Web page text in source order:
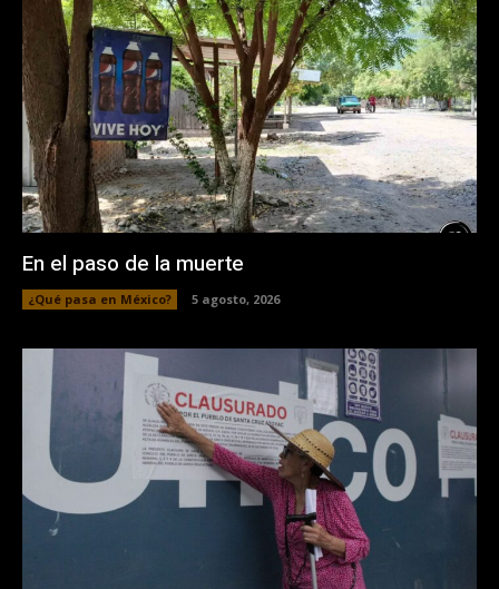
En el paso de la muerte
¿Qué pasa en México? 5 agosto, 2026